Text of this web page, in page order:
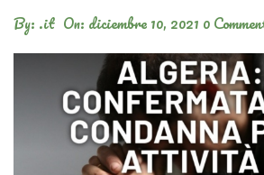
By: .it On: diciembre 10, 2021 0